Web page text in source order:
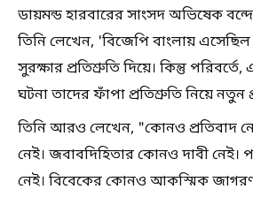
ডায়মন্ড হারবারের সাংসদ অভিষেক
তিনি লেখেন, 'বিজেপি বাংলায় এসেছিল
সুরক্ষার প্রতিশ্রুতি দিয়ে। কিন্তু
ঘটনা তাদের ফাঁপা প্রতিশ্রুতি নিয়ে নতুন
তিনি আরও লেখেন, "কোনও প্রতিবাদ
নেই। জবাবদিহিতার কোনও দাবী নেই।
নেই। বিবেকের কোনও আকস্মিক